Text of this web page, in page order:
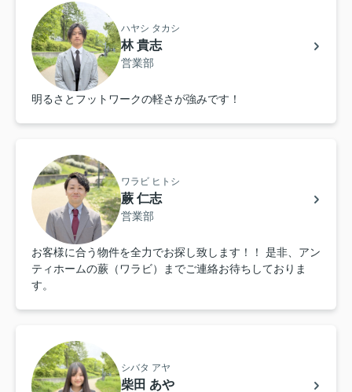
ハヤシ タカシ
林 貴志
営業部
明るさとフットワークの軽さが強みです！
ワラビ ヒトシ
蕨 仁志
営業部
お客様に合う物件を全力でお探し致します！！ 是非、アン
ティホームの蕨（ワラビ）までご連絡お待ちしておりま
す。
シバタ アヤ
柴田 あや